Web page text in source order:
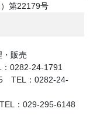
第22179号
販売
0282-24-1791
5 TEL：0282-24-
：029-295-6148